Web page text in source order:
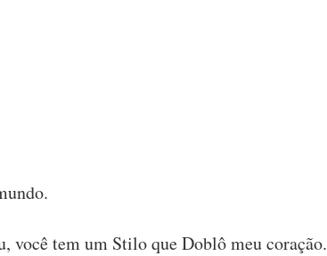
você tem um Stilo que Doblô meu coração.